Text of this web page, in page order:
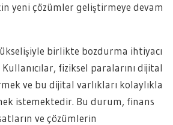
yeni çözümler geliştirmeye devam
birlikte bozdurma ihtiyacı
Kullanıcılar, fiziksel paralarını dijital
ve bu dijital varlıkları kolaylıkla
istemektedir. Bu durum, finans
ve çözümlerin